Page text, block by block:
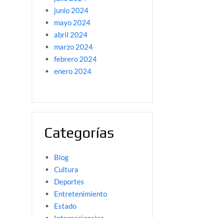
junio 2024
mayo 2024
abril 2024
marzo 2024
febrero 2024
enero 2024
Categorías
Blog
Cultura
Deportes
Entretenimiento
Estado